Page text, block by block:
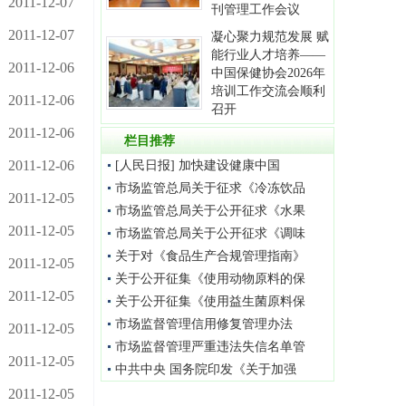
2011-12-07
2011-12-06
2011-12-06
2011-12-06
2011-12-06
2011-12-05
2011-12-05
2011-12-05
2011-12-05
2011-12-05
2011-12-05
2011-12-05
刊管理工作会议
凝心聚力规范发展 赋
能行业人才培养——
中国保健协会2026年
培训工作交流会顺利
召开
栏目推荐
[人民日报] 加快建设健康中国
市场监管总局关于征求《冷冻饮品
市场监管总局关于公开征求《水果
市场监管总局关于公开征求《调味
关于对《食品生产合规管理指南》
关于公开征集《使用动物原料的保
关于公开征集《使用益生菌原料保
市场监督管理信用修复管理办法
市场监督管理严重违法失信名单管
中共中央 国务院印发《关于加强